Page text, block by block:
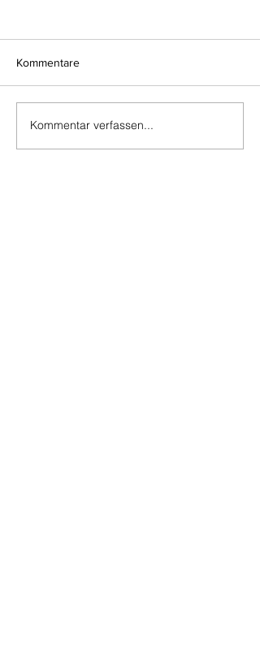
Kommentare
Kommentar verfassen...